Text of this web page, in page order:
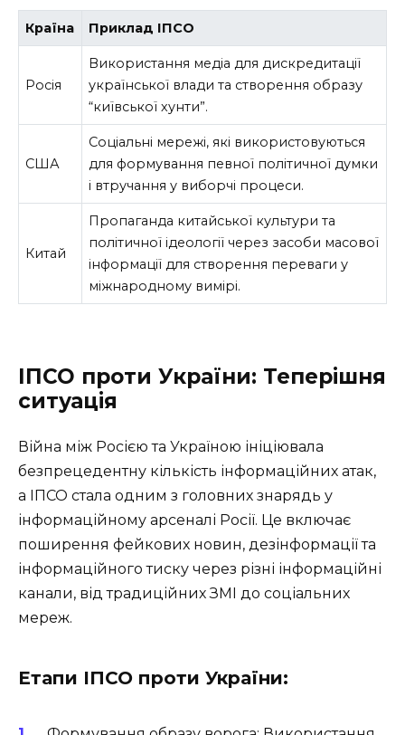
Країна Приклад ІПСО
Росія
Використання медіа для дискредитації
української влади та створення образу
“київської хунти”.
США
Соціальні мережі, які використовуються
для формування певної політичної думки
і втручання у виборчі процеси.
Китай
Пропаганда китайської культури та
політичної ідеології через засоби масової
інформації для створення переваги у
міжнародному вимірі.
ІПСО проти України: Теперішня
ситуація
Війна між Росією та Україною ініціювала
безпрецедентну кількість інформаційних атак,
а ІПСО стала одним з головних знарядь у
інформаційному арсеналі Росії. Це включає
поширення фейкових новин, дезінформації та
інформаційного тиску через різні інформаційні
канали, від традиційних ЗМІ до соціальних
мереж.
Етапи ІПСО проти України: